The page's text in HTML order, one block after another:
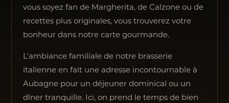
vous soyez fan de Margherita, de Calzone ou de
recettes plus originales, vous trouverez votre
bonheur dans notre carte gourmande.
L’ambiance familiale de notre brasserie
italienne en fait une adresse incontournable à
Aubagne pour un déjeuner dominical ou un
dîner tranquille. Ici, on prend le temps de bien